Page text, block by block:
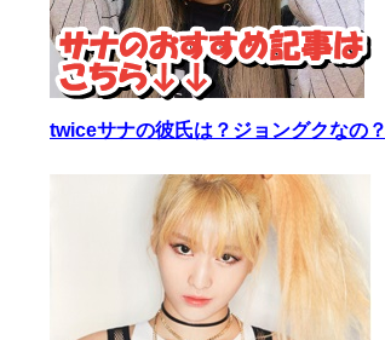
twiceサナの彼氏は？ジョングクなの？